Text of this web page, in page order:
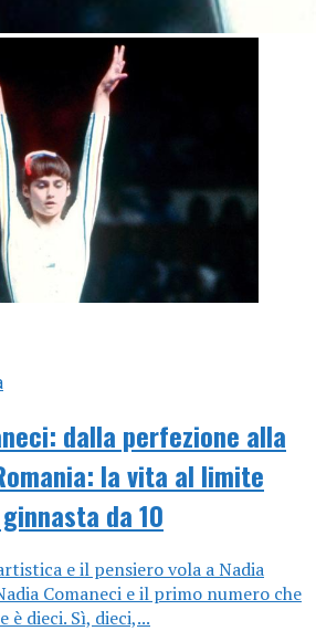
dalla perfezione alla
la vita al limite
da 10
e il pensiero vola a Nadia
Comaneci e il primo numero che
è dieci. Sì, dieci,...